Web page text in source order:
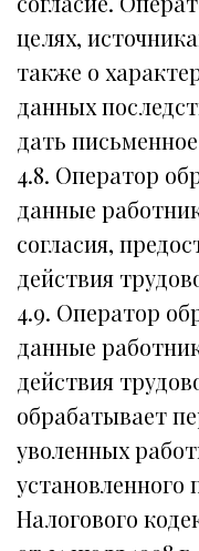
целях,
также о
данных
дать
4.8. Оператор
данные
согласия,
действия
4.9. Оператор
данные
действия
обрабатывает
уволенных
установленного
Налогового